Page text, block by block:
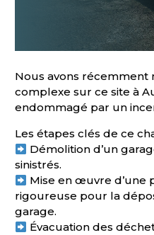
Nous avons récemment
complexe sur ce site à
endommagé par un
Les étapes clés de ce
Démolition d’un
sinistrés.
Mise en œuvre
rigoureuse pour la
garage.
Évacuation des